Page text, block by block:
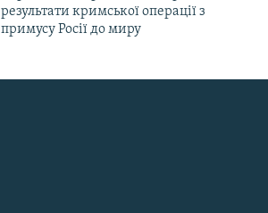
результати кримської операції з
примусу Росії до миру